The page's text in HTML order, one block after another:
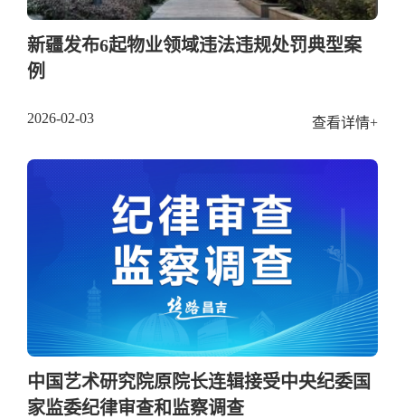
新疆发布6起物业领域违法违规处罚典型案
例
2026-02-03 查看详情+
中国艺术研究院原院长连辑接受中央纪委国
家监委纪律审查和监察调查